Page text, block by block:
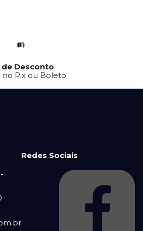
de Desconto
no Pix ou Boleto
Redes Sociais